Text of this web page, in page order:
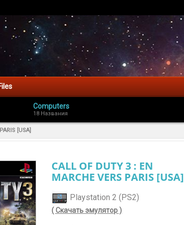
Computers
18 Названия
[USA]
CALL OF DUTY 3 : EN
MARCHE VERS PARIS [USA]
Playstation 2 (PS2)
( Скачать эмулятор )